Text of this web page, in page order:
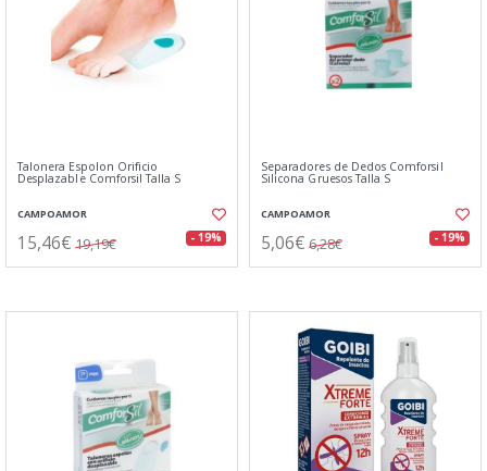
Talonera Espolon Orificio
Desplazable Comforsil Talla S
CAMPOAMOR
15,46€ 19,19€ - 19%
Separadores de Dedos Comforsil
Silicona Gruesos Talla S
CAMPOAMOR
5,06€ 6,28€ - 19%